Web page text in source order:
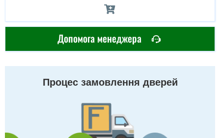
Допомога менеджера
Процес замовлення дверей